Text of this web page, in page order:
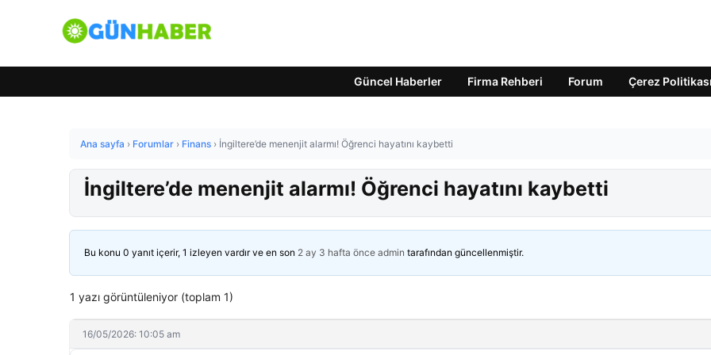
Güncel Haberler Firma Rehberi Forum Çerez
Ana sayfa › Forumlar › Finans › İngiltere’de menenjit alarmı! Öğrenci hayatını kaybetti
İngiltere’de menenjit alarmı! Öğrenci hayatını kaybetti
Bu konu 0 yanıt içerir, 1 izleyen vardır ve en son 2 ay 3 hafta önce admin tarafından güncellenmiştir.
1 yazı görüntüleniyor (toplam 1)
16/05/2026: 10:05 am